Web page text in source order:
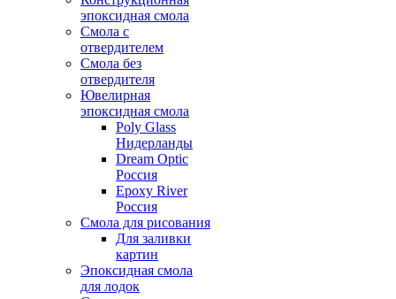
эпоксидная смола
Смола с
отвердителем
Смола без
отвердителя
Ювелирная
эпоксидная смола
Poly Glass
Нидерланды
Dream Optic
Россия
Epoxy River
Россия
Смола для рисования
Для заливки
картин
Эпоксидная смола
для лодок